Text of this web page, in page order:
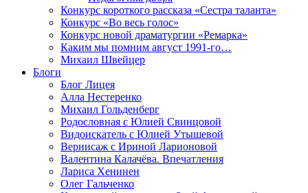
Конкурс короткого рассказа «Сестра таланта»
Конкурс «Во весь голос»
Конкурс новой драматургии «Ремарка»
Каким мы помним август 1991-го…
Михаил Швейцер
Блоги
Блог Лицея
Алла Нестеренко
Михаил Гольденберг
Родословная с Юлией Свинцовой
Видоискатель с Юлией Утышевой
Вернисаж с Ириной Ларионовой
Валентина Калачёва. Впечатления
Лариса Хенинен
Олег Гальченко